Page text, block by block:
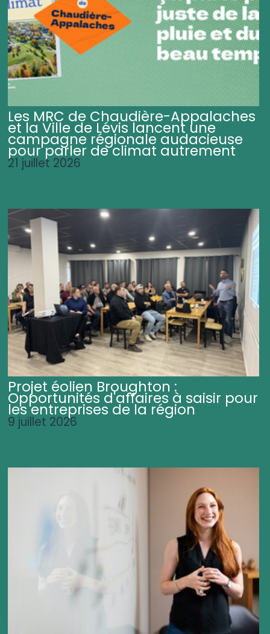
Les MRC de Chaudière-Appalaches
et la Ville de Lévis lancent une
campagne régionale audacieuse
pour parler de climat autrement
21 juillet 2026
Projet éolien Broughton :
Opportunités d'affaires à saisir pour
les entreprises de la région
9 juillet 2026